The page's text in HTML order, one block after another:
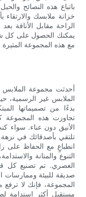
باتباع هذه النصائح
خزانة ملابسك
الراحة مقابل الأناقة
يمكنك الحصول على كل
مع هذه المجموعة
أحدثت مجموعة الملابس
الملابس غير الرسمية،
بدءًا من تصميماتها
تجاوزت هذه المجموعة
الأنيق دون عناء. سواء
تلتقي بأصدقائك في
انطباعٍ مع الحفاظ على
التنوع والمتانة
العصري. تم تصنيع كل
صديقة للبيئة وممارسات
المجموعة، فإنك لا
مستقبل أكثر استدامة